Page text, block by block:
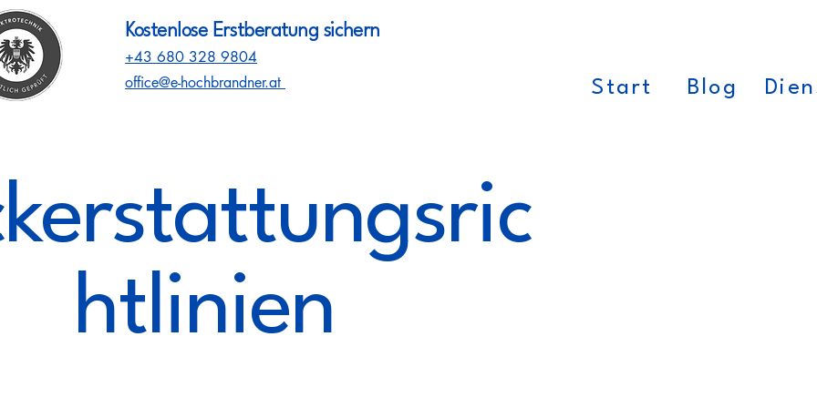
Kostenlose Erstberatung sichern
+43 680 328 9804
office@e-hochbrandner.at
Start Blog
htlinien